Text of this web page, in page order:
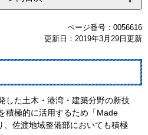
ページ番号：0056616
更新日：2019年3月29日更新
した土木・港湾・建築分野の新技
積極的に活用するため「Made
佐渡地域整備部においても積極